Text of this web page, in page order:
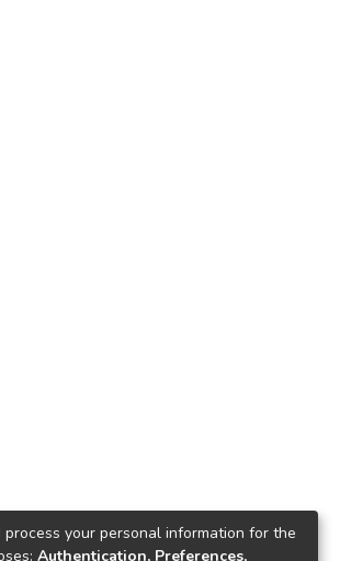
your personal information for the
Authentication, Preferences,